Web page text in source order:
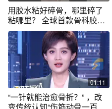
用胶水粘好碎骨，哪里碎了
粘哪里？ 全球首款骨科胶
水"骨02"研发成功！#科技 #
大国智慧 #硅基智能 #司马华
鹏 #学AI到硅基
01:11
“一针就能治愈骨折？” ，改